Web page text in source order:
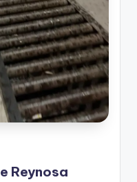
Reynosa